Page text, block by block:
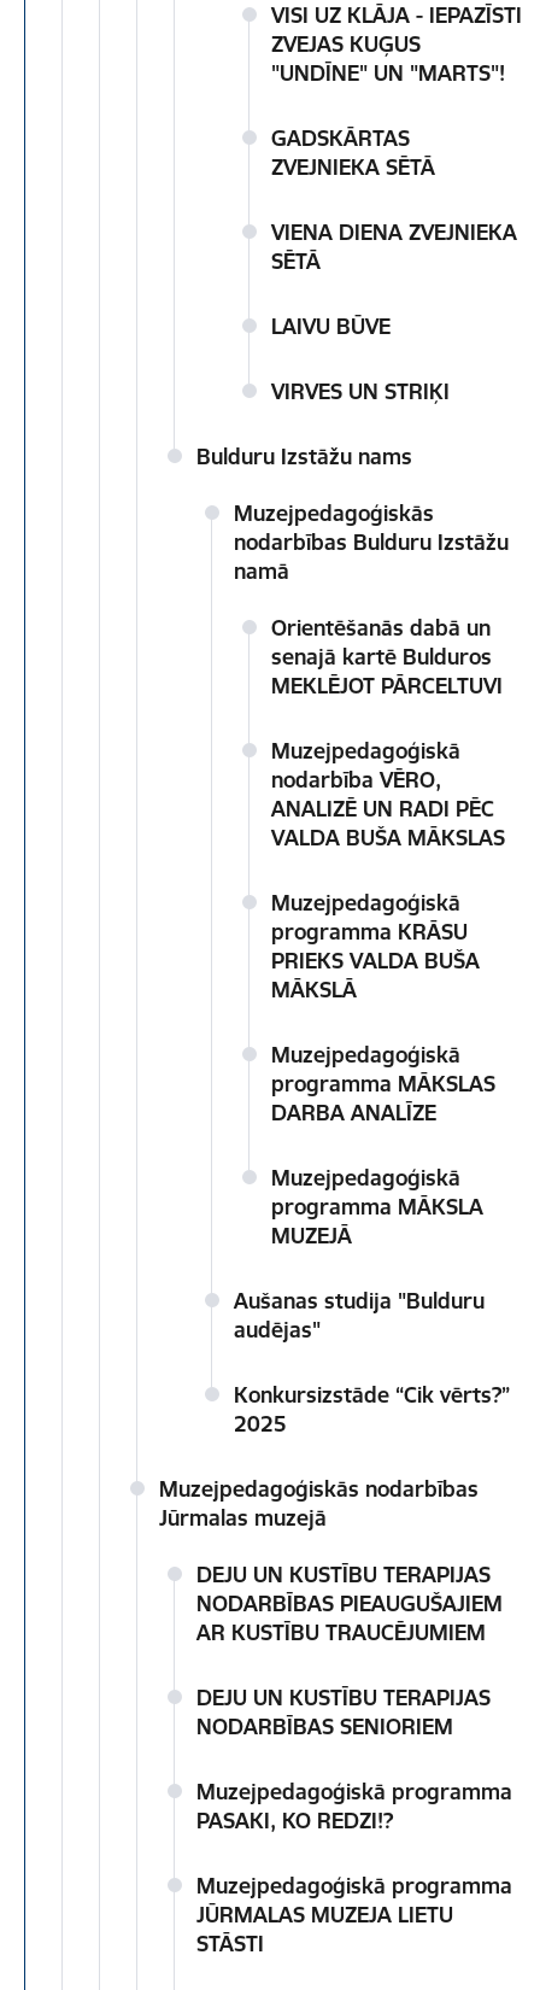
VISI UZ KLĀJA - IEPAZĪSTI
ZVEJAS KUĢUS
"UNDĪNE" UN "MARTS"!
GADSKĀRTAS
ZVEJNIEKA SĒTĀ
VIENA DIENA ZVEJNIEKA
SĒTĀ
LAIVU BŪVE
VIRVES UN STRIĶI
Bulduru Izstāžu nams
Muzejpedagoģiskās
nodarbības Bulduru Izstāžu
namā
Orientēšanās dabā un
senajā kartē Bulduros
MEKLĒJOT PĀRCELTUVI
Muzejpedagoģiskā
nodarbība VĒRO,
ANALIZĒ UN RADI PĒC
VALDA BUŠA MĀKSLAS
Muzejpedagoģiskā
programma KRĀSU
PRIEKS VALDA BUŠA
MĀKSLĀ
Muzejpedagoģiskā
programma MĀKSLAS
DARBA ANALĪZE
Muzejpedagoģiskā
programma MĀKSLA
MUZEJĀ
Aušanas studija "Bulduru
audējas"
Konkursizstāde “Cik vērts?”
2025
Muzejpedagoģiskās nodarbības
Jūrmalas muzejā
DEJU UN KUSTĪBU TERAPIJAS
NODARBĪBAS PIEAUGUŠAJIEM
AR KUSTĪBU TRAUCĒJUMIEM
DEJU UN KUSTĪBU TERAPIJAS
NODARBĪBAS SENIORIEM
Muzejpedagoģiskā programma
PASAKI, KO REDZI!?
Muzejpedagoģiskā programma
JŪRMALAS MUZEJA LIETU
STĀSTI